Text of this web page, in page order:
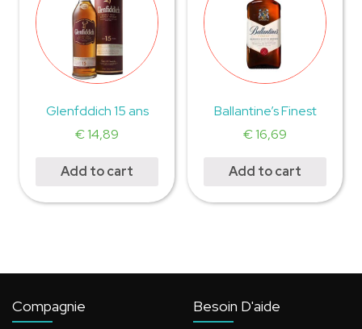
Glenfddich 15 ans
€14,89
Add to cart
Ballantine’s Finest
€16,69
Add to cart
Compagnie Besoin D'aide